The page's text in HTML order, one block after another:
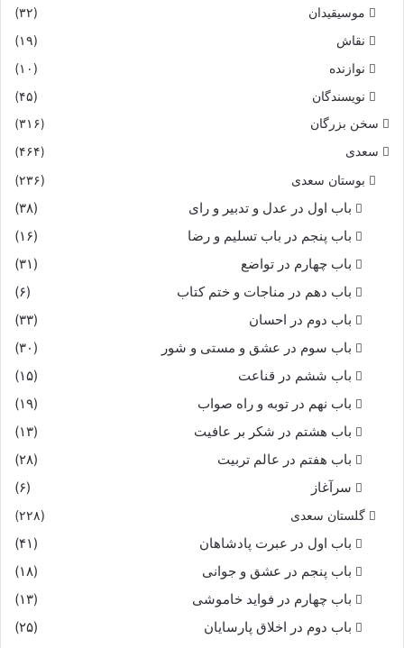
موسیقیدان
(۳۲)
نقاش
(۱۹)
نوازنده
(۱۰)
نویسندگان
(۴۵)
سخن بزرگان
(۳۱۶)
سعدی
(۴۶۴)
بوستان سعدی (۲۳۶)
باب اول در عدل و تدبیر و رای
(۳۸)
باب پنجم در باب تسلیم و رضا
(۱۶)
باب چهارم در تواضع
(۳۱)
باب دهم در مناجات و ختم کتاب
(۶)
باب دوم در احسان
(۳۳)
باب سوم در عشق و مستی و شور
(۳۰)
باب ششم در قناعت
(۱۵)
باب نهم در توبه و راه صواب
(۱۹)
باب هشتم در شکر بر عافیت
(۱۳)
باب هفتم در عالم تربیت
(۲۸)
سرآغاز
(۶)
گلستان سعدی (۲۲۸)
باب اول در عبرت پادشاهان
(۴۱)
باب پنجم در عشق و جوانى
(۱۸)
باب چهارم در فواید خاموشى
(۱۳)
باب دوم در اخلاق پارسایان
(۲۵)